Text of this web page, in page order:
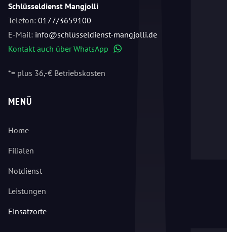
Schlüsseldienst Mangjolli
Telefon: 0177/3659100
E-Mail: info@schlüsseldienst-mangjolli.de
Kontakt auch über WhatsApp
*= plus 36,-€ Betriebskosten
MENÜ
Home
Filialen
Notdienst
Leistungen
Einsatzorte